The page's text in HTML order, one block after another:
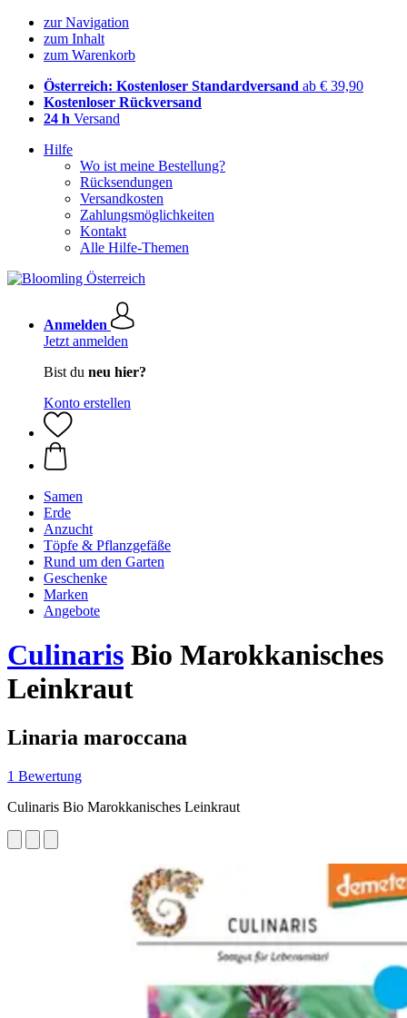
zur Navigation
zum Inhalt
zum Warenkorb
Österreich: Kostenloser Standardversand ab € 39,90
Kostenloser Rückversand
24 h Versand
Hilfe
Wo ist meine Bestellung?
Rücksendungen
Versandkosten
Zahlungsmöglichkeiten
Kontakt
Alle Hilfe-Themen
Anmelden
Jetzt anmelden
Bist du neu hier?
Konto erstellen
Samen
Erde
Anzucht
Töpfe & Pflanzgefäße
Rund um den Garten
Geschenke
Marken
Angebote
Culinaris Bio Marokkanisches
Leinkraut
Linaria maroccana
1 Bewertung
Culinaris Bio Marokkanisches Leinkraut